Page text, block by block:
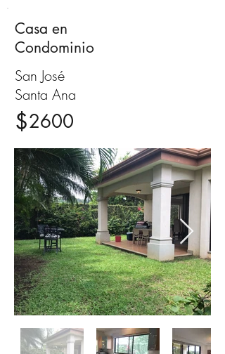
Casa en
Condominio
San José
Santa Ana
$2600